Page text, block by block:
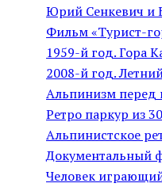
Юрий Сенкевич и
Фильм «Турист-
1959-й год. Гора
2008-й год.
Альпинизм перед
Ретро паркур из
Альпинистское
Документальный
Человек